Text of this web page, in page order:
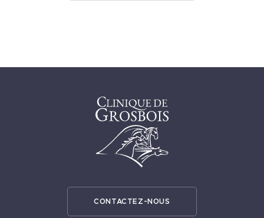
CONTACTEZ-NOUS